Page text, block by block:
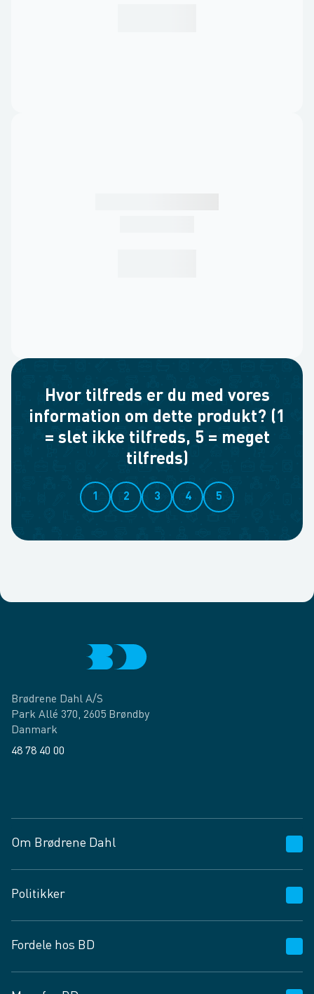
Hvor tilfreds er du med vores
information om dette produkt? (1
= slet ikke tilfreds, 5 = meget
tilfreds)
1 2 3 4 5
Brødrene Dahl A/S
Park Allé 370, 2605 Brøndby
Danmark
48 78 40 00
Om Brødrene Dahl
Vagttelefon 30 10 89 89
Spørgsmål og svar
Job og karriere
Fødevarekontrolrapport
Politikker
Privatlivspolitik
Cookies
Fordele hos BD